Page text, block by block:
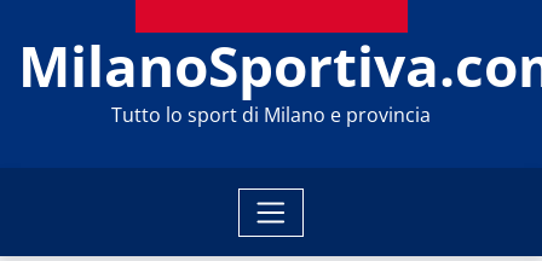
Tutto lo sport di Milano e provincia